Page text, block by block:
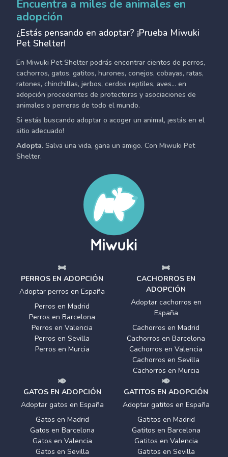
Encuentra a miles de animales en
adopción
¿Estás pensando en adoptar? ¡Prueba Miwuki
Pet Shelter!
En Miwuki Pet Shelter podrás encontrar cientos de perros,
cachorros, gatos, gatitos, hurones, conejos, cobayas, ratas,
ratones, chinchillas, jerbos, cerdos reptiles, aves... en
adopción procedentes de protectoras y asociaciones de
animales o perreras de todo el mundo.
Si estás buscando adoptar o acoger un animal, ¡estás en el
sitio adecuado!
Adopta. Salva una vida, gana un amigo. Con Miwuki Pet
Shelter.
PERROS EN ADOPCIÓN
Adoptar perros en España
Perros en Madrid
Perros en Barcelona
Perros en Valencia
Perros en Sevilla
Perros en Murcia
CACHORROS EN
ADOPCIÓN
Adoptar cachorros en
España
Cachorros en Madrid
Cachorros en Barcelona
Cachorros en Valencia
Cachorros en Sevilla
Cachorros en Murcia
GATOS EN ADOPCIÓN
Adoptar gatos en España
Gatos en Madrid
Gatos en Barcelona
Gatos en Valencia
Gatos en Sevilla
GATITOS EN ADOPCIÓN
Adoptar gatitos en España
Gatitos en Madrid
Gatitos en Barcelona
Gatitos en Valencia
Gatitos en Sevilla